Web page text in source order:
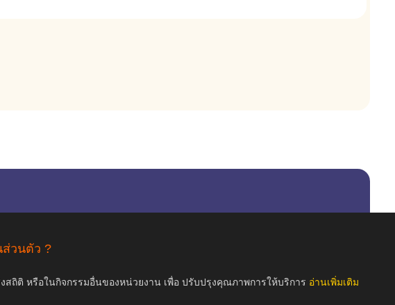
วนตัว ?
ถิติ หรือในกิจกรรมอื่นของหน่วยงาน เพื่อ ปรับปรุงคุณภาพการให้บริการ อ่านเพิ่มเติม